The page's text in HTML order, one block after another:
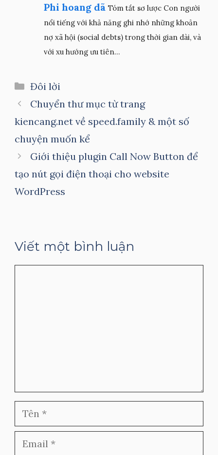
Phi hoang dã Tóm tắt sơ lược Con người
nổi tiếng với khả năng ghi nhớ những khoản
nợ xã hội (social debts) trong thời gian dài, và
với xu hướng ưu tiên...
Danh
mục
Đôi lời
Chuyển thư mục từ trang
kiencang.net về speed.family & một số
chuyện muốn kể
Giới thiệu plugin Call Now Button để
tạo nút gọi điện thoại cho website
WordPress
Viết một bình luận
Tên
Email